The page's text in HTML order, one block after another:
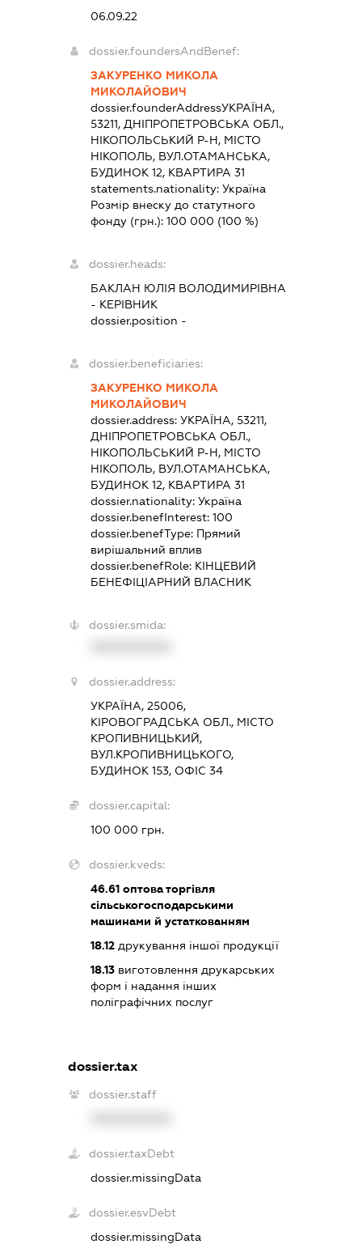
06.09.22
dossier.foundersAndBenef:
ЗАКУРЕНКО МИКОЛА
МИКОЛАЙОВИЧ
dossier.founderAddressУКРАЇНА,
53211, ДНІПРОПЕТРОВСЬКА ОБЛ.,
НІКОПОЛЬСЬКИЙ Р-Н, МІСТО
НІКОПОЛЬ, ВУЛ.ОТАМАНСЬКА,
БУДИНОК 12, КВАРТИРА 31
statements.nationality:Україна
Розмір внеску до статутного
фонду (грн.):100 000 (100 %)
dossier.heads:
БАКЛАН ЮЛІЯ ВОЛОДИМИРІВНА
- КЕРІВНИК
dossier.position -
dossier.beneficiaries:
ЗАКУРЕНКО МИКОЛА
МИКОЛАЙОВИЧ
dossier.address:УКРАЇНА, 53211,
ДНІПРОПЕТРОВСЬКА ОБЛ.,
НІКОПОЛЬСЬКИЙ Р-Н, МІСТО
НІКОПОЛЬ, ВУЛ.ОТАМАНСЬКА,
БУДИНОК 12, КВАРТИРА 31
dossier.nationality:Україна
dossier.benefInterest:100
dossier.benefType: Прямий
вирішальний вплив
dossier.benefRole: КІНЦЕВИЙ
БЕНЕФІЦІАРНИЙ ВЛАСНИК
dossier.smida:
dossier.address:
УКРАЇНА, 25006,
КІРОВОГРАДСЬКА ОБЛ., МІСТО
КРОПИВНИЦЬКИЙ,
ВУЛ.КРОПИВНИЦЬКОГО,
БУДИНОК 153, ОФІС 34
dossier.capital:
100 000 грн.
dossier.kveds:
46.61 оптова торгівля
сільськогосподарськими
машинами й устаткованням
18.12 друкування іншої продукції
18.13 виготовлення друкарських
форм і надання інших
поліграфічних послуг
dossier.tax
dossier.staff
dossier.taxDebt
dossier.missingData
dossier.esvDebt
dossier.missingData